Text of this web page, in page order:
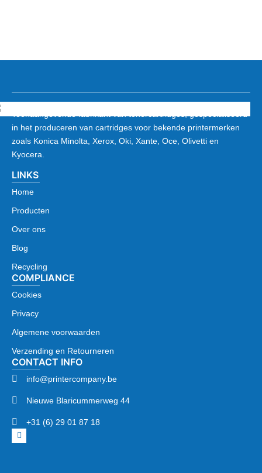
Toonaangevende fabrikant van tonercartridges, gespecialiseerd
in het produceren van cartridges voor bekende printermerken
zoals Konica Minolta, Xerox, Oki, Xante, Oce, Olivetti en
Kyocera.
LINKS
Home
Producten
Over ons
Blog
Recycling
COMPLIANCE
Cookies
Privacy
Algemene voorwaarden
Verzending en Retourneren
CONTACT INFO
info@printercompany.be
Nieuwe Blaricummerweg 44
+31 (6) 29 01 87 18